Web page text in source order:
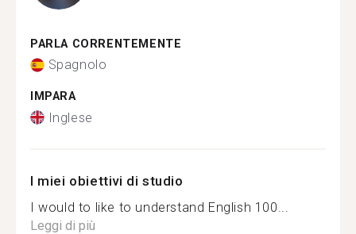
PARLA CORRENTEMENTE
Spagnolo
IMPARA
Inglese
I miei obiettivi di studio
I would to like to understand English 100...
Leggi di più